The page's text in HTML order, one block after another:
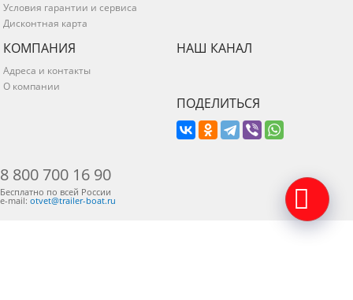
Условия гарантии и сервиса
Дисконтная карта
КОМПАНИЯ
Адреса и контакты
О компании
НАШ КАНАЛ
ПОДЕЛИТЬСЯ
8 800 700 16 90
Бесплатно по всей России
e-mail: otvet@trailer-boat.ru